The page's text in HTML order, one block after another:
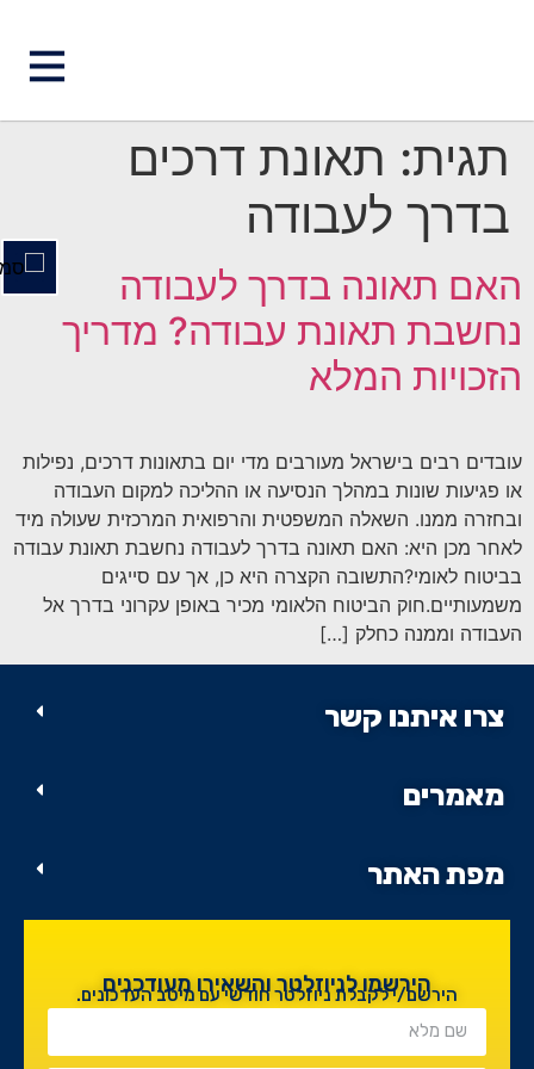
title סמן כותרות
settings צבע רקע
zoom_in זום (הגדלה)
remove_circle_outline הקטנת גופן
add_circle_outline הגדלת גופן
brightness_high ניגודיות בהירה
brightness_low ניגודיות כהה
font_download סמן קישורים
לאפס
את
האפשרויות
cached
תגית: תאונת דרכים
בדרך לעבודה
האם תאונה בדרך לעבודה
נחשבת תאונת עבודה? מדריך
הזכויות המלא
עובדים רבים בישראל מעורבים מדי יום בתאונות דרכים, נפילות
או פגיעות שונות במהלך הנסיעה או ההליכה למקום העבודה
ובחזרה ממנו. השאלה המשפטית והרפואית המרכזית שעולה מיד
לאחר מכן היא: האם תאונה בדרך לעבודה נחשבת תאונת עבודה
בביטוח לאומי?התשובה הקצרה היא כן, אך עם סייגים
משמעותיים.חוק הביטוח הלאומי מכיר באופן עקרוני בדרך אל
העבודה וממנה כחלק […]
צרו איתנו קשר
מאמרים
מפת האתר
הירשמו לניוזלטר והשאירו מעודכנים
הירשם/י לקבלת ניוזלטר חודשי עם מיטב העדכונים.